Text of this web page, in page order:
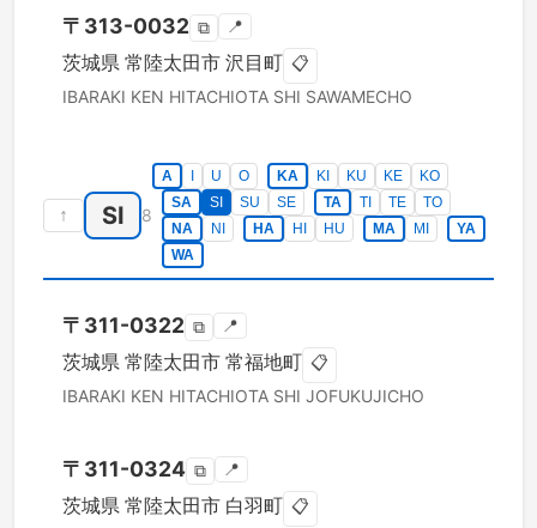
〒 313-0032 ⧉ 📍
茨城県 常陸太田市 沢目町 📋
IBARAKI KEN HITACHIOTA SHI SAWAMECHO
↑ SI 8
A U O KA KI KU KE
KO
SA
SI SU SE TA TI TE
TO
NA
NI HA HI HU MA MI
YA
WA
〒 311-0322 ⧉ 📍
茨城県 常陸太田市 常福地町 📋
IBARAKI KEN HITACHIOTA SHI JOFUKUJICHO
〒 311-0324 ⧉ 📍
茨城県 常陸太田市 白羽町 📋